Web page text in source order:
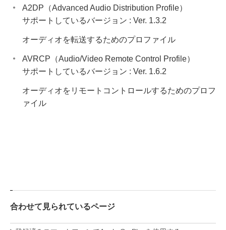
A2DP（Advanced Audio Distribution Profile）
サポートしているバージョン : Ver. 1.3.2
オーディオを転送するためのプロファイル
AVRCP（Audio/Video Remote Control Profile）
サポートしているバージョン : Ver. 1.6.2
オーディオをリモートコントロールするためのプロフ
ァイル
合わせて見られているページ